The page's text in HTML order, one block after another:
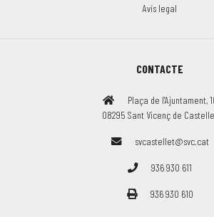
Avís legal
CONTACTE
Plaça de l'Ajuntament,
08295 Sant Vicenç de
svcastellet@svc.cat
936 930 611
936 930 610